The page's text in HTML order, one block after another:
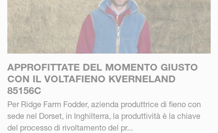
APPROFITTATE DEL MOMENTO GIUSTO
CON IL VOLTAFIENO KVERNELAND
85156C
Per Ridge Farm Fodder, azienda produttrice di fieno con
sede nel Dorset, in Inghilterra, la produttività è la chiave
del processo di rivoltamento del pr...